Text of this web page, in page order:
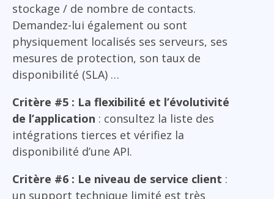
stockage / de nombre de contacts.
Demandez-lui également ou sont
physiquement localisés ses serveurs, ses
mesures de protection, son taux de
disponibilité (SLA) …
Critère #5 : La flexibilité et l’évolutivité
de l’application : consultez la liste des
intégrations tierces et vérifiez la
disponibilité d’une API.
Critère #6 : Le niveau de service client :
un support technique limité est très